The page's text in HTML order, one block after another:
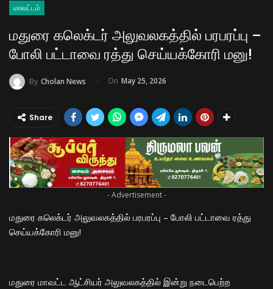
மாவட்டம்
மதுரை கலெக்டர் அலுவலகத்தில் பரபரப்பு –
போலி பட்டாவை ரத்து செய்யக்கோரி மனு! ​
By Cholan News On May 25, 2026
Share
- Advertisement -
மதுரை கலெக்டர் அலுவலகத்தில் பரபரப்பு – போலி பட்டாவை ரத்து
செய்யக்கோரி மனு!
மதுரை மாவட்ட ஆட்சியர் அலுவலகத்தில் இன்று நடைபெற்ற